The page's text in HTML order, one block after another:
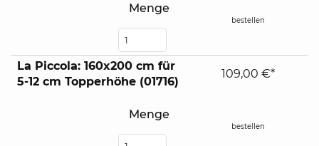
Menge
bestellen
La Piccola: 160x200 cm für
5-12 cm Topperhöhe (01716)
Menge
109,00 €*
bestellen